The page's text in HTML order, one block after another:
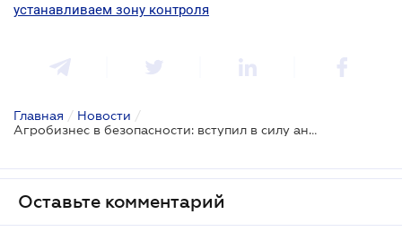
устанавливаем зону контроля
Главная / Новости /
Агробизнес в безопасности: вступил в силу антирейдерский Закон
Оставьте комментарий